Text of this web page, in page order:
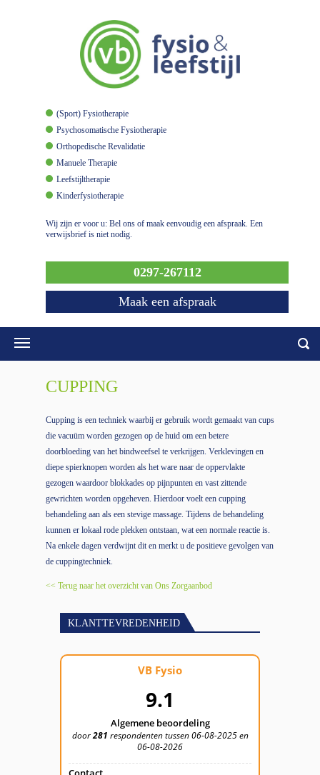
(Sport) Fysiotherapie
Psychosomatische Fysiotherapie
Orthopedische Revalidatie
Manuele Therapie
Leefstijltherapie
Kinderfysiotherapie
Wij zijn er voor u: Bel ons of maak eenvoudig een afspraak. Een
verwijsbrief is niet nodig.
0297-267112
Maak een afspraak
CUPPING
Cupping is een techniek waarbij er gebruik wordt gemaakt van cups
die vacuüm worden gezogen op de huid om een betere
doorbloeding van het bindweefsel te verkrijgen. Verklevingen en
diepe spierknopen worden als het ware naar de oppervlakte
gezogen waardoor blokkades op pijnpunten en vast zittende
gewrichten worden opgeheven. Hierdoor voelt een cupping
behandeling aan als een stevige massage. Tijdens de behandeling
kunnen er lokaal rode plekken ontstaan, wat een normale reactie is.
Na enkele dagen verdwijnt dit en merkt u de positieve gevolgen van
de cuppingtechniek.
<< Terug naar het overzicht van Ons Zorgaanbod
KLANTTEVREDENHEID